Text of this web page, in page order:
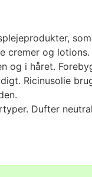
cremer og lotions.
og i håret.
Ricinusolie
Dufter